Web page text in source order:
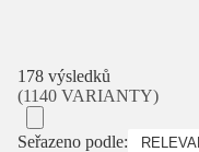
178 výsledků
(1140 VARIANTY)
Seřazeno podle: